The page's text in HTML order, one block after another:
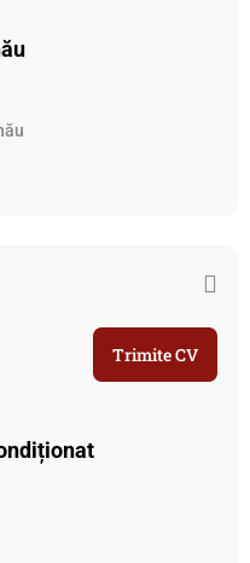
Trimite CV